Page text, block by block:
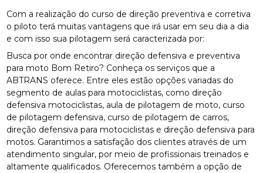
Com a realização do curso de direção preventiva e corretiva
o piloto terá muitas vantagens que irá usar em seu dia a dia
e com isso sua pilotagem será caracterizada por:
Busca por onde encontrar direção defensiva e preventiva
para moto Bom Retiro? Conheça os serviços que a
ABTRANS oferece. Entre eles estão opções variadas do
segmento de aulas para motociclistas, como direção
defensiva motociclistas, aula de pilotagem de moto, curso
de pilotagem defensiva, curso de pilotagem de carros,
direção defensiva para motociclistas e direção defensiva para
motos. Garantimos a satisfação dos clientes através de um
atendimento singular, por meio de profissionais treinados e
altamente qualificados. Oferecemos também a opção de